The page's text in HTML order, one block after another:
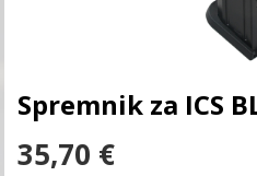
Spremnik za ICS
35,70 €